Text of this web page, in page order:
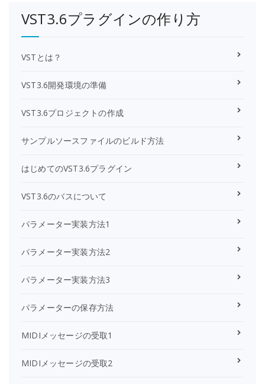
VST3.6プラグインの作り方
VSTとは？
VST3.6開発環境の準備
VST3.6プロジェクトの作成
サンプルソースファイルのビルド方法
はじめてのVST3.6プラグイン
VST3.6のバスについて
パラメーター実装方法1
パラメーター実装方法2
パラメーター実装方法3
パラメーターの保存方法
MIDIメッセージの受取1
MIDIメッセージの受取2